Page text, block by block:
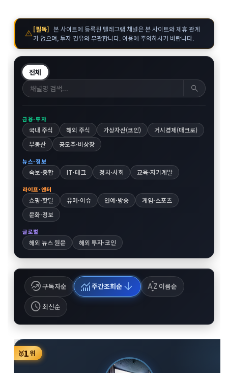
warning[필독] 본 사이트에 등록된 텔레그램 채널은 본 사이트와 제휴 관계
가 없으며, 투자 권유와 무관합니다. 이용에 주의하시기 바랍니다.
전체
search
금융·투자
국내 주식 해외 주식 가상자산(코인)
거시경제(매크로)
부동산
공모주·비상장
뉴스·정보
속보·종합 IT·테크 정치·사회 교육·자기계발
라이프·엔터
쇼핑·핫딜 유머·이슈 연예·방송
게임·스포츠
문화·정보
글로벌
해외 뉴스 원문 해외 투자·코인
whatshot구독자순 monitoring주간조회순 arrow_downward sort_by_alpha 이름순
schedule최신순
🥇1위